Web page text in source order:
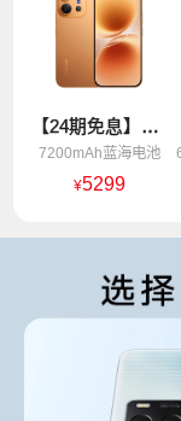
【24期免息】vivo X300 E
7200mAh蓝海电池
¥5299